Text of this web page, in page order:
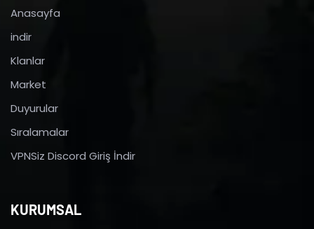
Anasayfa
indir
Klanlar
Market
Duyurular
Sıralamalar
VPNSiz Discord Giriş İndir
KURUMSAL